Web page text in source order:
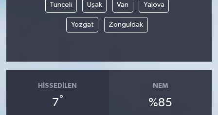
Tunceli Uşak Van Yalova
Yozgat Zonguldak
HISSEDILEN
7°
NEM
%85